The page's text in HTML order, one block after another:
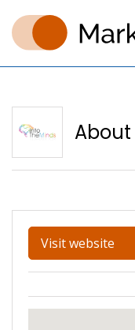
About
Visit website